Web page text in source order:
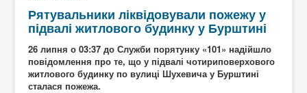
Рятувальники ліквідовували пожежу у
підвалі житлового будинку у Бурштині
26 липня о 03:37 до Служби порятунку «101» надійшло
повідомлення про те, що у підвалі чотириповерхового
житлового будинку по вулиці Шухевича у Бурштині
сталася пожежа.